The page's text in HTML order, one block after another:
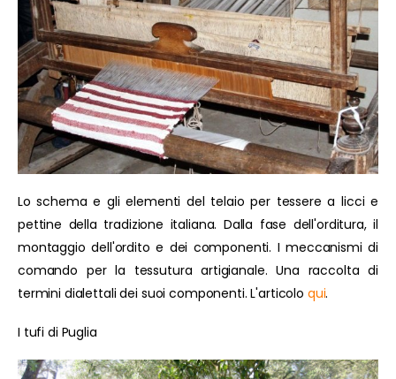
Lo schema e gli elementi del telaio per tessere a licci e
pettine della tradizione italiana. Dalla fase dell'orditura, il
montaggio dell'ordito e dei componenti. I meccanismi di
comando per la tessutura artigianale. Una raccolta di
termini dialettali dei suoi componenti. L'articolo qui.
I tufi di Puglia